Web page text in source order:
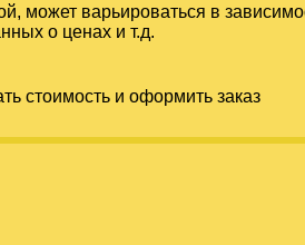
, может варьироваться в
о ценах и т.д.
стоимость и оформить заказ